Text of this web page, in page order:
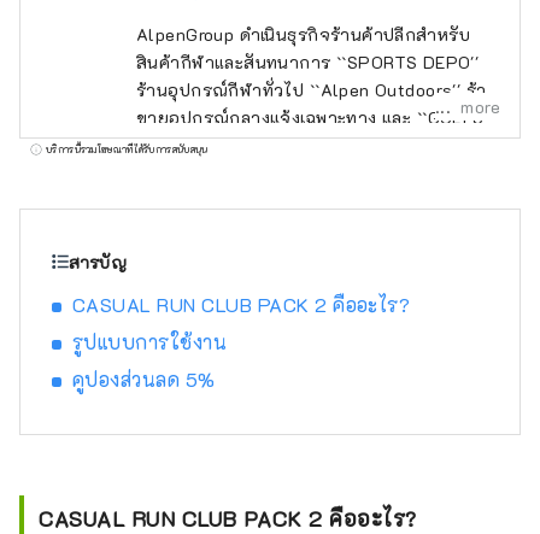
AlpenGroup ดำเนินธุรกิจร้านค้าปลีกสำหรับ
สินค้ากีฬาและสันทนาการ ``SPORTS DEPO''
ร้านอุปกรณ์กีฬาทั่วไป ``Alpen Outdoors'' ร้าน
ขายอุปกรณ์กลางแจ้งเฉพาะทาง และ ``GOLF5''
ร้านขายอุปกรณ์กอล์ฟเฉพาะทาง เปิดให้บริการ
more
บริการนี้รวมโฆษณาที่ได้รับการสนับสนุน
สารบัญ
CASUAL RUN CLUB PACK 2 คืออะไร?
รูปแบบการใช้งาน
คูปองส่วนลด 5%
CASUAL RUN CLUB PACK 2 คืออะไร?